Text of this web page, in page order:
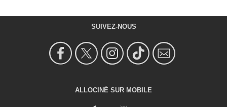
SUIVEZ-NOUS
ALLOCINÉ SUR MOBILE